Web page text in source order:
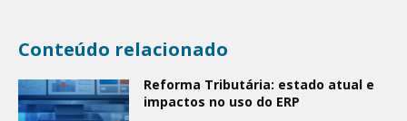
Conteúdo relacionado
Reforma Tributária: estado atual e
impactos no uso do ERP